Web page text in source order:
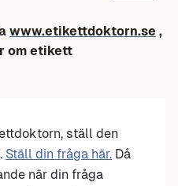
www.etikettdoktorn.se ,
om etikett
ställ den
Ställ din fråga här. Då
när din fråga